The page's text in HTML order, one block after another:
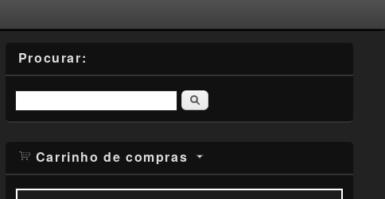
Procurar:
Pesquisar
Carrinho de compras